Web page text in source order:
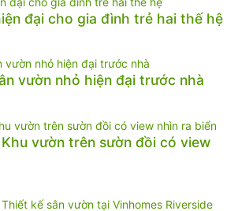
đại cho gia đình trẻ hai thế hệ
vườn nhỏ hiện đại trước nhà
Khu vườn trên sườn đồi có view